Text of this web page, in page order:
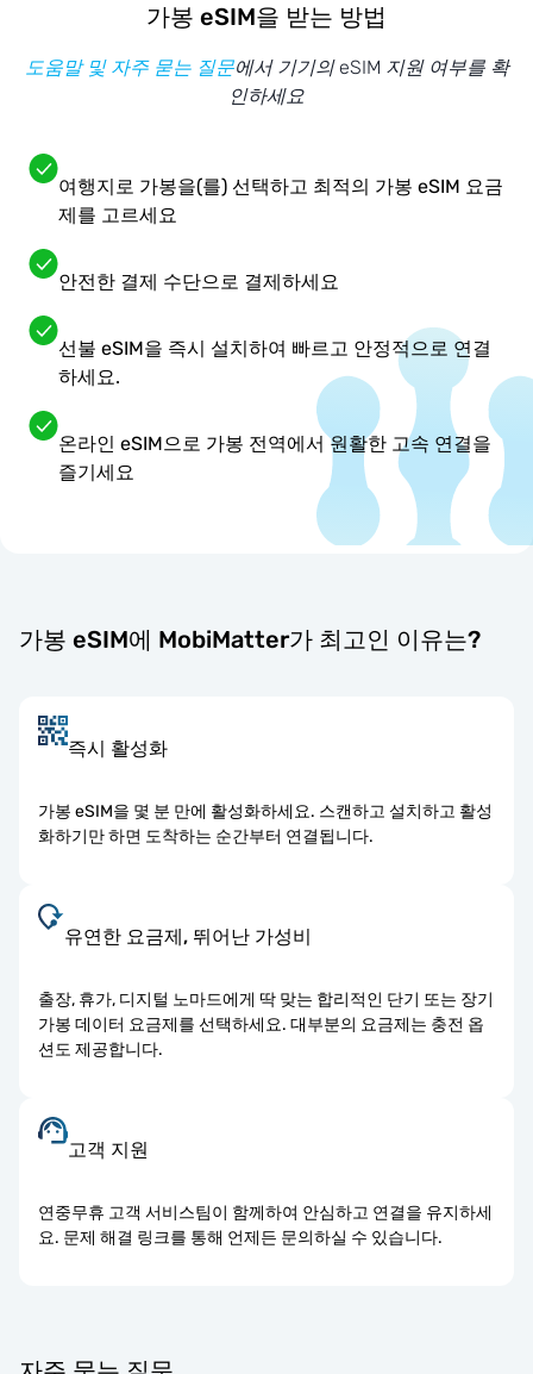
가봉 eSIM을 받는 방법
도움말 및 자주 묻는 질문에서 기기의 eSIM 지원 여부를 확
인하세요
여행지로 가봉을(를) 선택하고 최적의 가봉 eSIM 요금
제를 고르세요
안전한 결제 수단으로 결제하세요
선불 eSIM을 즉시 설치하여 빠르고 안정적으로 연결
하세요.
온라인 eSIM으로 가봉 전역에서 원활한 고속 연결을
즐기세요
가봉 eSIM에 MobiMatter가 최고인 이유는?
즉시 활성화
가봉 eSIM을 몇 분 만에 활성화하세요. 스캔하고 설치하고 활성
화하기만 하면 도착하는 순간부터 연결됩니다.
유연한 요금제, 뛰어난 가성비
출장, 휴가, 디지털 노마드에게 딱 맞는 합리적인 단기 또는 장기
가봉 데이터 요금제를 선택하세요. 대부분의 요금제는 충전 옵
션도 제공합니다.
고객 지원
연중무휴 고객 서비스팀이 함께하여 안심하고 연결을 유지하세
요. 문제 해결 링크를 통해 언제든 문의하실 수 있습니다.